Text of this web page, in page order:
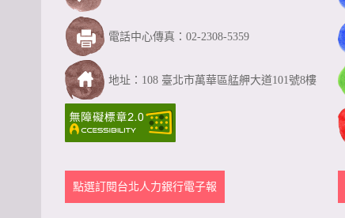
電話中心傳真：02-2308-5359
地址：108 臺北市萬華區艋舺大道101號8樓
點選訂閱台北人力銀行電子報